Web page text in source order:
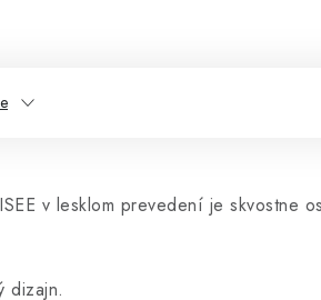
v lesklom prevedení je skvostne
dizajn.